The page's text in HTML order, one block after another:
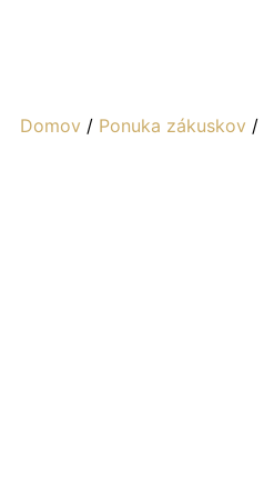
Domov / Ponuka zákuskov /